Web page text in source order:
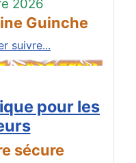
2026
Guinche
suivre...
pour les
sécure